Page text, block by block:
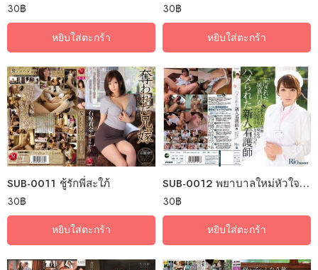
30฿
หยิบใส่ตะกร้า
30฿
หยิบใส่ตะกร้า
SUB-0011 ชู้รักพี่สะใภ้
30฿
หยิบใส่ตะกร้า
SUB-0012 พยาบาลใหม่หัวใจสยิว
30฿
หยิบใส่ตะกร้า